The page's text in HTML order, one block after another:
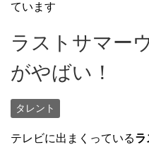
ています
ラストサマー
がやばい！
タレント
テレビに出まくっているラ